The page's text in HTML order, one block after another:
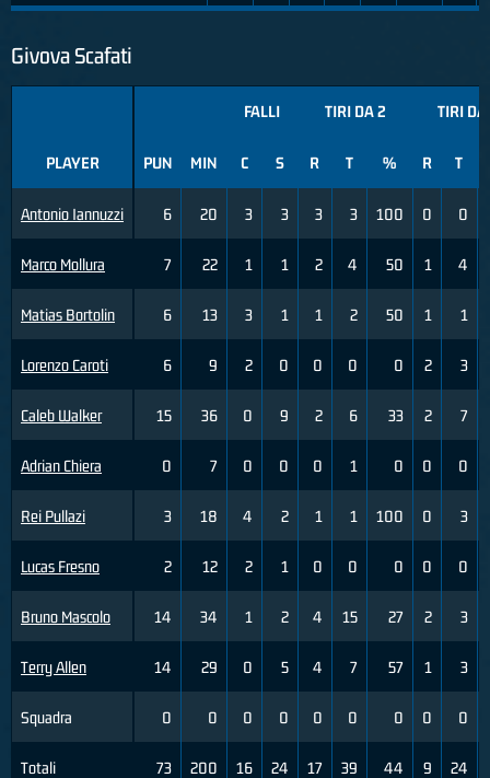
Givova Scafati
PLAYER
Antonio Iannuzzi
Marco Mollura
Matias Bortolin
Lorenzo Caroti
Caleb Walker
Adrian Chiera
Rei Pullazi
Lucas Fresno
Bruno Mascolo
Terry Allen
Squadra
Totali
FALLI TIRI DA 2 TIRI DA
PUN MIN C S R T % R T
6 20 3 3 3 3 100 0 0
7 22 1 1 2 4 50 1 4
6 13 3 1 1 2 50 1 1
6 9 2 0 0 0 0 2 3
15 36 0 9 2 6 33 2 7
0 7 0 0 0 1 0 0 0
3 18 4 2 1 1 100 0 3
2 12 2 1 0 0 0 0 0
14 34 1 2 4 15 27 2 3
14 29 0 5 4 7 57 1 3
0 0 0 0 0 0 0 0 0
73 200 16 24 17 39 44 9 24